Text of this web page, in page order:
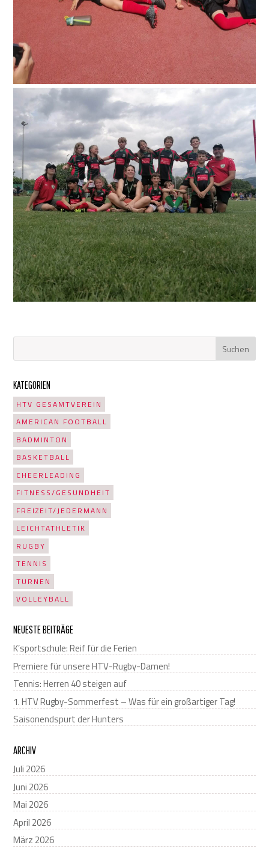
KATEGORIEN
HTV GESAMTVEREIN
AMERICAN FOOTBALL
BADMINTON
BASKETBALL
CHEERLEADING
FITNESS/GESUNDHEIT
FREIZEIT/JEDERMANN
LEICHTATHLETIK
RUGBY
TENNIS
TURNEN
VOLLEYBALL
NEUESTE BEITRÄGE
K’sportschule: Reif für die Ferien
Premiere für unsere HTV-Rugby-Damen!
Tennis: Herren 40 steigen auf
1. HTV Rugby-Sommerfest – Was für ein großartiger Tag!
Saisonendspurt der Hunters
ARCHIV
Juli 2026
Juni 2026
Mai 2026
April 2026
März 2026